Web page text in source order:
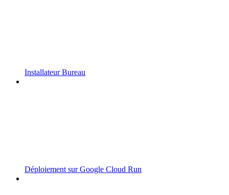
Installateur Bureau
Déploiement sur Google Cloud Run